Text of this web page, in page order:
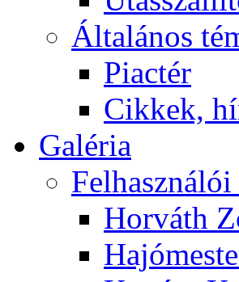
Általános
Piactér
Cikkek,
Galéria
Horváth